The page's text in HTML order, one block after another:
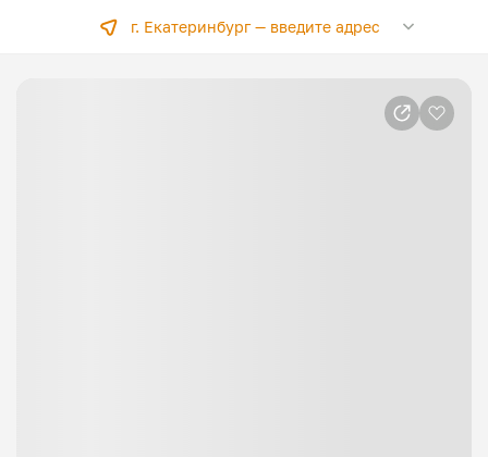
г. Екатеринбург —введите адрес